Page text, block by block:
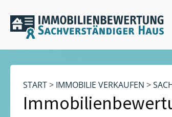
START> IMMOBILIE VERKAUFEN >